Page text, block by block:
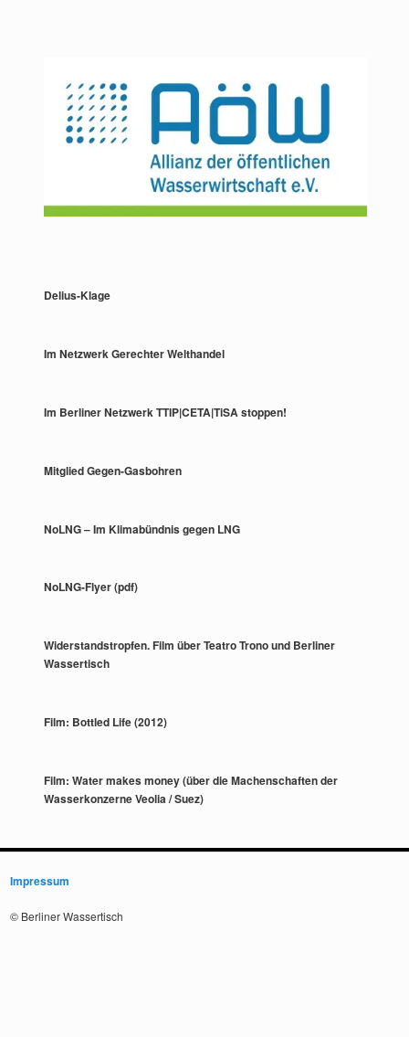
Delius-Klage
Im Netzwerk Gerechter Welthandel
Im Berliner Netzwerk TTIP|CETA|TiSA stoppen!
Mitglied Gegen-Gasbohren
NoLNG – Im Klimabündnis gegen LNG
NoLNG-Flyer (pdf)
Widerstandstropfen. Film über Teatro Trono und Berliner
Wassertisch
Film: Bottled Life (2012)
Film: Water makes money (über die Machenschaften der
Wasserkonzerne Veolia / Suez)
Impressum
© Berliner Wassertisch